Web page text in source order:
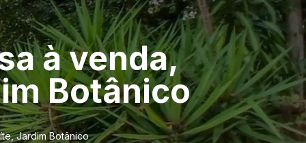
à venda,
Botânico
Jardim Botânico